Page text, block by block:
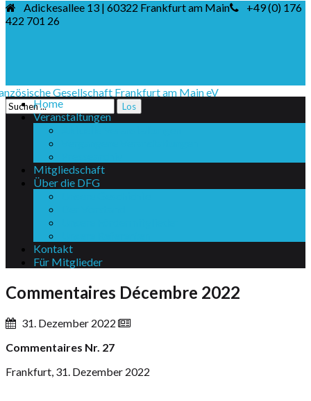
Adickesallee 13 | 60322 Frankfurt am Main
+49 (0) 176
422 701 26
Home
Veranstaltungen
Mitgliedschaft
Über die DFG
Kontakt
Für Mitglieder
Commentaires Décembre 2022
31. Dezember 2022
Commentaires Nr. 27
Frankfurt, 31. Dezember 2022